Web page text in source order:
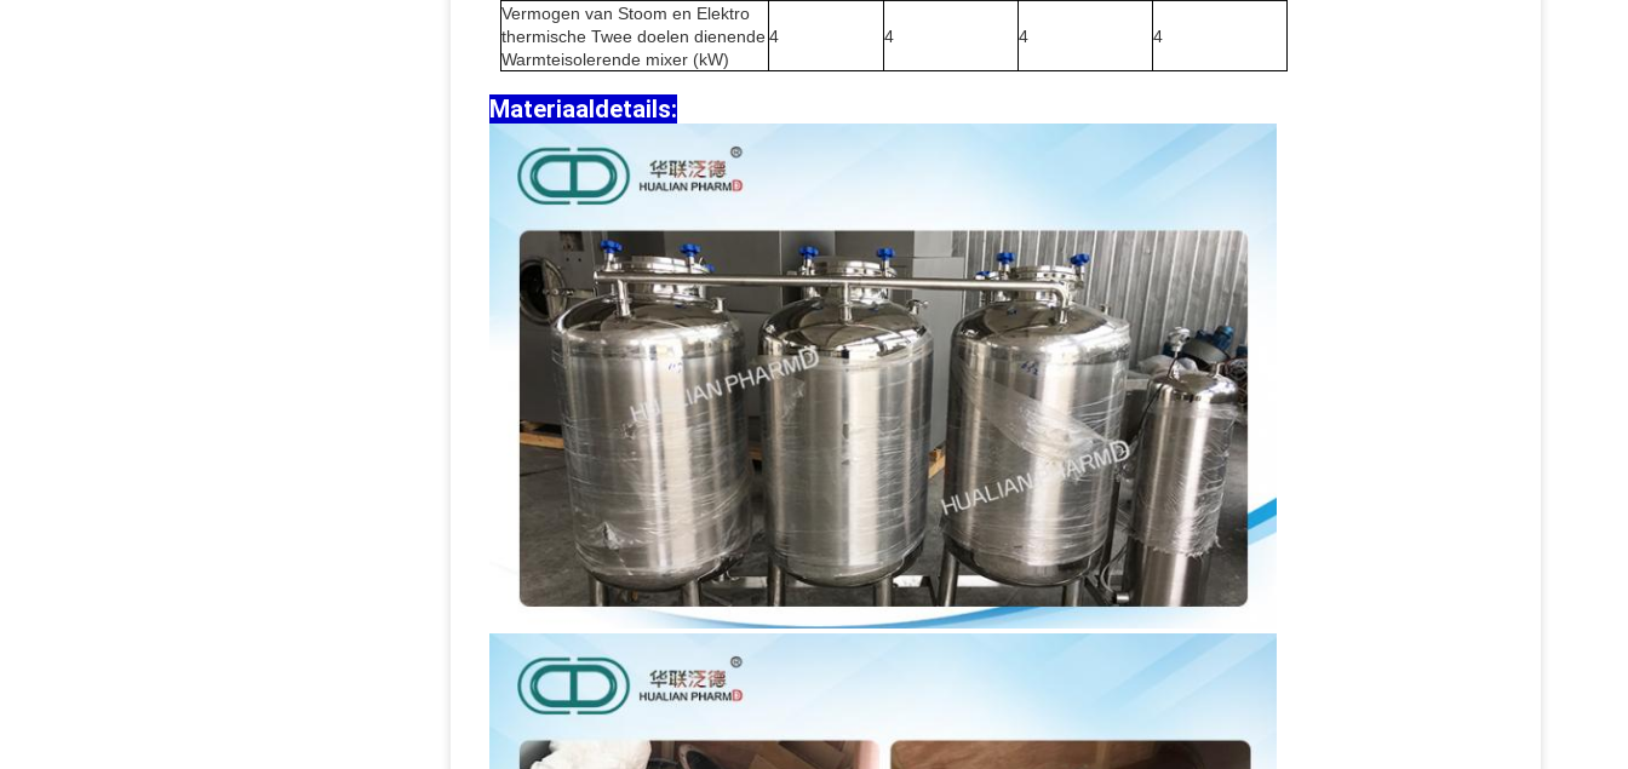
Vermogen van Stoom en Elektro
thermische Twee doelen dienende
Warmteisolerende mixer (kW)
4 4 4 4
Materiaaldetails: